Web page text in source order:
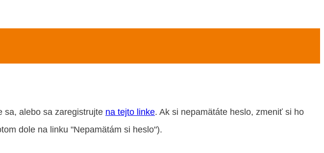
sa, alebo sa zaregistrujte na tejto linke. Ak si nepamätáte heslo, zmeniť si ho
dole na linku "Nepamätám si heslo").